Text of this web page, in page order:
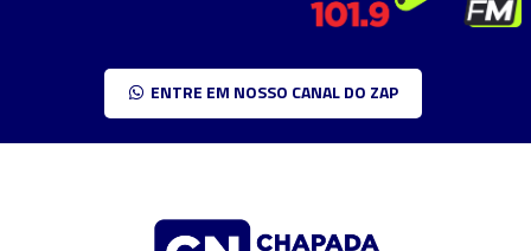
ENTRE EM NOSSO CANAL DO ZAP